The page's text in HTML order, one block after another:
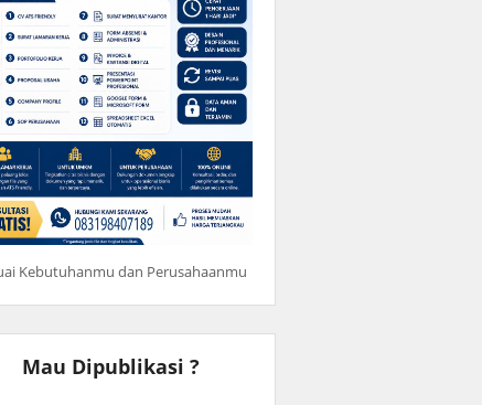
Kebutuhanmu dan Perusahaanmu
Mau Dipublikasi ?